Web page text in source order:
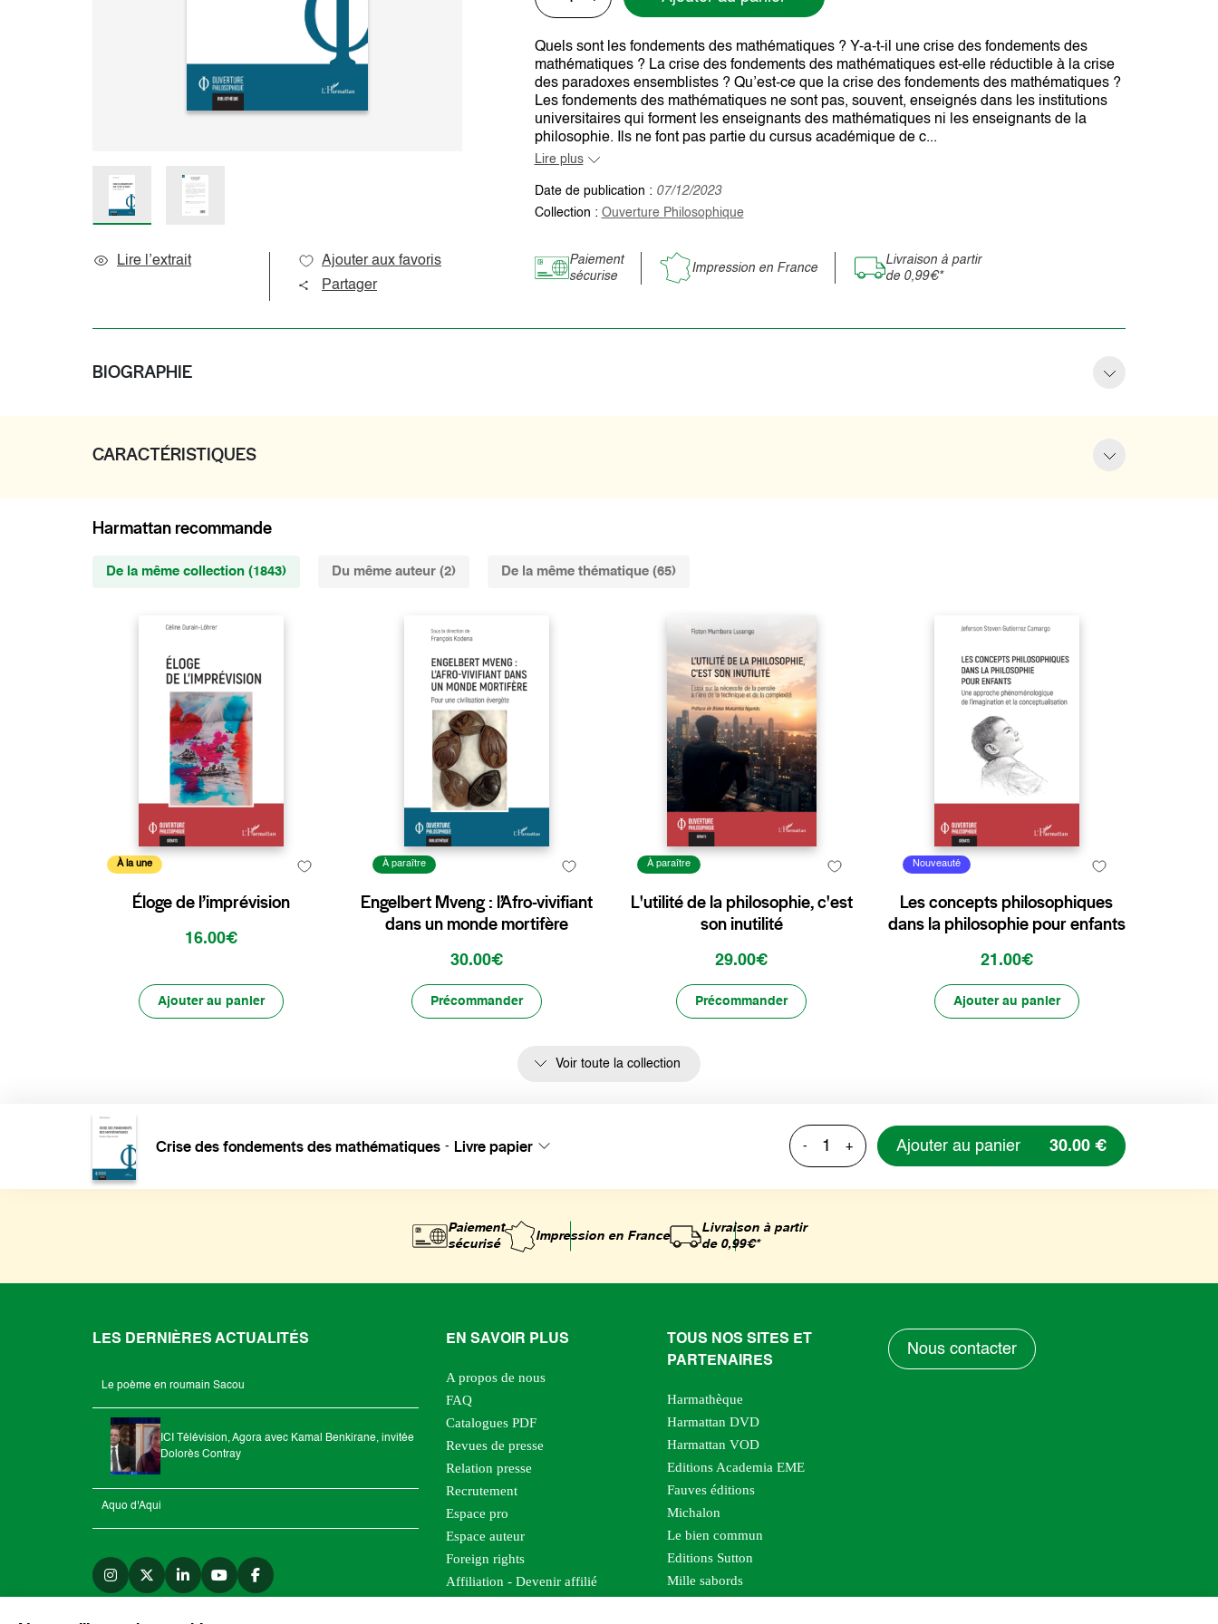
Sociologie et question de société
Quels sont les fondements des mathématiques ? Y-a-t-il une crise des fondements des
mathématiques ? La crise des fondements des mathématiques est-elle réductible à la crise
des paradoxes ensemblistes ? Qu’est-ce que la crise des fondements des mathématiques ?
Les fondements des mathématiques ne sont pas, souvent, enseignés dans les institutions
universitaires qui forment les enseignants des mathématiques ni les enseignants de la
philosophie. Ils ne font pas partie du cursus académique de c...
Lire plus
Date de publication : 07/12/2023
Collection : Ouverture Philosophique
Lire l’extrait
Ajouter aux favoris
Partager
Paiement
sécurise
Impression en France
Livraison à partir
de 0,99€*
BIOGRAPHIE
CARACTÉRISTIQUES
Harmattan recommande
De la même collection (1843) Du même auteur (2) De la même thématique (65)
À la une
Éloge de l’imprévision
16.00€
Ajouter au panier
À paraître
Engelbert Mveng : l’Afro-vivifiant
dans un monde mortifère
30.00€
Précommander
À paraître
L'utilité de la philosophie, c'est
son inutilité
29.00€
Précommander
Nouveauté
Les concepts philosophiques
dans la philosophie pour enfants
21.00€
Ajouter au panier
Voir toute la collection
Crise des fondements des mathématiques - Livre papier - + Ajouter au panier 30.00 €
Paiement
sécurisé
Impression en France
Livraison à partir
de 0,99€*
LES DERNIÈRES ACTUALITÉS
Le poème en roumain Sacou
ICI Télévision, Agora avec Kamal Benkirane, invitée
Dolorès Contray
Aquo d'Aqui
EN SAVOIR PLUS
A propos de nous
FAQ
Catalogues PDF
Revues de presse
Relation presse
Recrutement
Espace pro
Espace auteur
Foreign rights
Affiliation - Devenir affilié
TOUS NOS SITES ET
PARTENAIRES
Harmathèque
Harmattan DVD
Harmattan VOD
Editions Academia EME
Fauves éditions
Michalon
Le bien commun
Editions Sutton
Mille sabords
Nous contacter